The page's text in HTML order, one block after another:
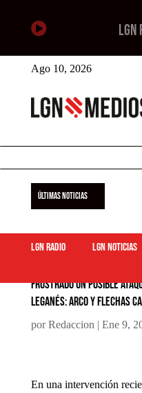
 LGN
Ago 10, 2026
ÚLTIMAS NOTICIAS
LGN Radio LGN Noticias
Frustrado un posible
Leganés: Arco y flechas
porRedaccion| Ene 9,
En una intervención